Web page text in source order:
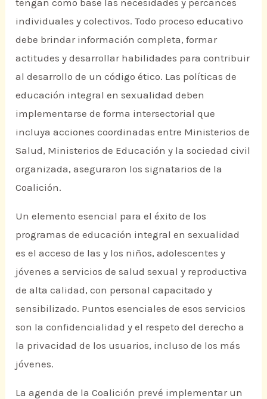
tengan como base las necesidades y percances
individuales y colectivos. Todo proceso educativo
debe brindar información completa, formar
actitudes y desarrollar habilidades para contribuir
al desarrollo de un código ético. Las políticas de
educación integral en sexualidad deben
implementarse de forma intersectorial que
incluya acciones coordinadas entre Ministerios de
Salud, Ministerios de Educación y la sociedad civil
organizada, aseguraron los signatarios de la
Coalición.
Un elemento esencial para el éxito de los
programas de educación integral en sexualidad
es el acceso de las y los niños, adolescentes y
jóvenes a servicios de salud sexual y reproductiva
de alta calidad, con personal capacitado y
sensibilizado. Puntos esenciales de esos servicios
son la confidencialidad y el respeto del derecho a
la privacidad de los usuarios, incluso de los más
jóvenes.
La agenda de la Coalición prevé implementar un